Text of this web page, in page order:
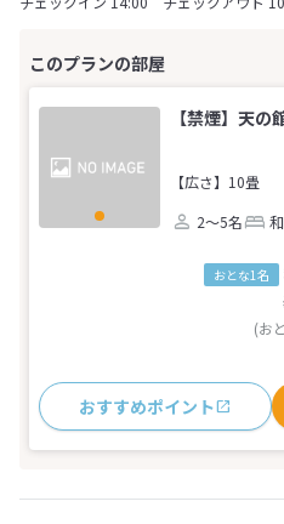
【禁煙】天
【広さ】10畳
2～5名
おとな1名
(お
おすすめポイント